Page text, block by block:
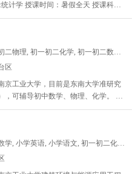
计学 授课时间：暑假全天 授课科
科目：初一初二物理, 初一初二化学, 初一初二数学, ...
区
京工业大学，目前是东南大学准研究
，可辅导初中数学、物理、化学。 可
京雨花台、浦口...
科目：小学数学, 小学英语, 小学语文, 初一初二化学...